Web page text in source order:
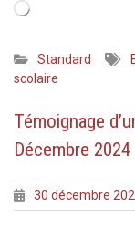
Chargement…
Standard
scolaire
Témoignage
Décembre 2024
30 décembre